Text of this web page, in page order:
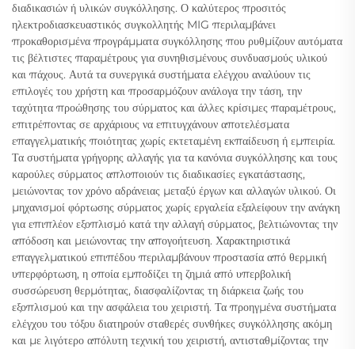
διαδικασιών ή υλικών συγκόλλησης. Ο καλύτερος προσιτός
ηλεκτροδιασκευαστικός συγκολλητής MIG περιλαμβάνει
προκαθορισμένα προγράμματα συγκόλλησης που ρυθμίζουν αυτόματα
τις βέλτιστες παραμέτρους για συνηθισμένους συνδυασμούς υλικού
και πάχους. Αυτά τα συνεργικά συστήματα ελέγχου αναλύουν τις
επιλογές του χρήστη και προσαρμόζουν ανάλογα την τάση, την
ταχύτητα προώθησης του σύρματος και άλλες κρίσιμες παραμέτρους,
επιτρέποντας σε αρχάριους να επιτυγχάνουν αποτελέσματα
επαγγελματικής ποιότητας χωρίς εκτεταμένη εκπαίδευση ή εμπειρία.
Τα συστήματα γρήγορης αλλαγής για τα κανόνια συγκόλλησης και τους
καρούλες σύρματος απλοποιούν τις διαδικασίες εγκατάστασης,
μειώνοντας τον χρόνο αδράνειας μεταξύ έργων και αλλαγών υλικού. Οι
μηχανισμοί φόρτωσης σύρματος χωρίς εργαλεία εξαλείφουν την ανάγκη
για επιπλέον εξοπλισμό κατά την αλλαγή σύρματος, βελτιώνοντας την
απόδοση και μειώνοντας την απογοήτευση. Χαρακτηριστικά
επαγγελματικού επιπέδου περιλαμβάνουν προστασία από θερμική
υπερφόρτωση, η οποία εμποδίζει τη ζημιά από υπερβολική
συσσώρευση θερμότητας, διασφαλίζοντας τη διάρκεια ζωής του
εξοπλισμού και την ασφάλεια του χειριστή. Τα προηγμένα συστήματα
ελέγχου του τόξου διατηρούν σταθερές συνθήκες συγκόλλησης ακόμη
και με λιγότερο απόλυτη τεχνική του χειριστή, αντισταθμίζοντας την